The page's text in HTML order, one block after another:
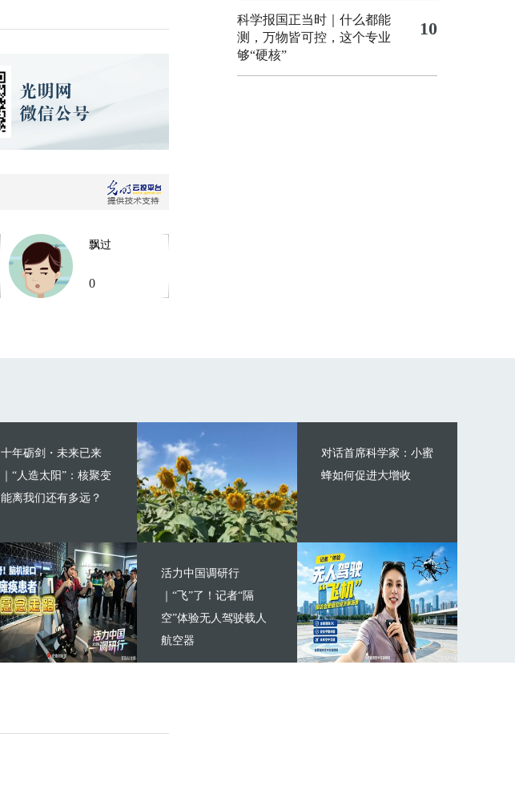
飘过
0
科学报国正当时｜什么都能
测，万物皆可控，这个专业
够“硬核”
10
十年砺剑・未来已来
｜“人造太阳”：核聚变
能离我们还有多远？
对话首席科学家：小蜜
蜂如何促进大增收
活力中国调研行
｜“飞”了！记者“隔
空”体验无人驾驶载人
航空器